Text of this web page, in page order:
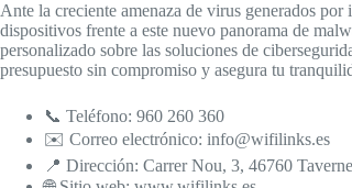
Ante la creciente amenaza de virus generados
dispositivos frente a este nuevo panorama de
personalizado sobre las soluciones de
presupuesto sin compromiso y asegura tu
📞 Teléfono: 960 260 360
✉️ Correo electrónico: info@wifilinks.es
📍 Dirección: Carrer Nou, 3, 46760